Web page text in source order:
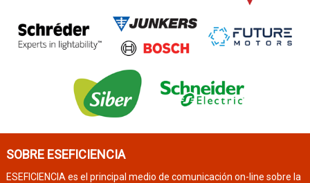
SOBRE ESEFICIENCIA
ESEFICIENCIA es el principal medio de comunicación on-line sobre la